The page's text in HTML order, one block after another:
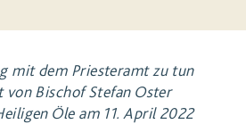
mit dem Priesteramt zu tun
von Bischof Stefan Oster
Öle am 11. April 2022